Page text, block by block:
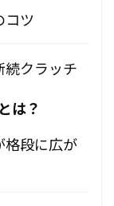
コツ
続クラッチ
は？
格段に広が